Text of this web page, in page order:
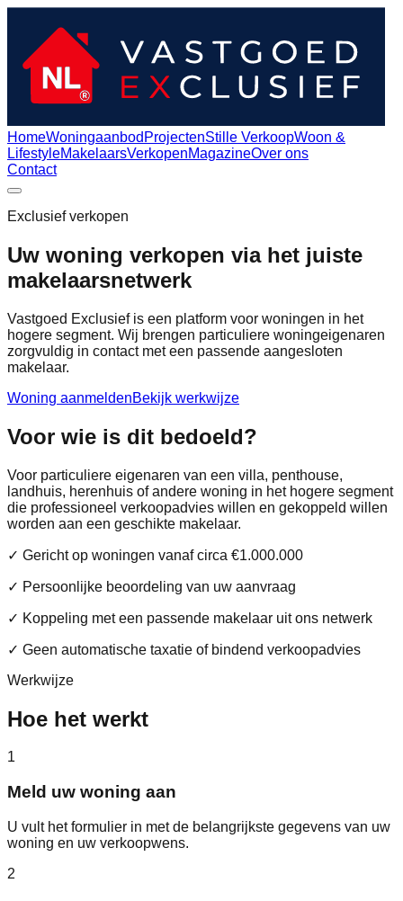
HomeWoningaanbod ProjectenStille VerkoopWoon &
LifestyleMakelaarsVerkopenMagazineOver ons
Contact
Exclusief verkopen
Uw woning verkopen via het juiste
makelaarsnetwerk
Vastgoed Exclusief is een platform voor woningen in het
hogere segment. Wij brengen particuliere woningeigenaren
zorgvuldig in contact met een passende aangesloten
makelaar.
Woning aanmeldenBekijk werkwijze
Voor wie is dit bedoeld?
Voor particuliere eigenaren van een villa, penthouse,
landhuis, herenhuis of andere woning in het hogere segment
die professioneel verkoopadvies willen en gekoppeld willen
worden aan een geschikte makelaar.
✓ Gericht op woningen vanaf circa €1.000.000
✓ Persoonlijke beoordeling van uw aanvraag
✓ Koppeling met een passende makelaar uit ons netwerk
✓ Geen automatische taxatie of bindend verkoopadvies
Werkwijze
Hoe het werkt
1
Meld uw woning aan
U vult het formulier in met de belangrijkste gegevens van uw
woning en uw verkoopwens.
2